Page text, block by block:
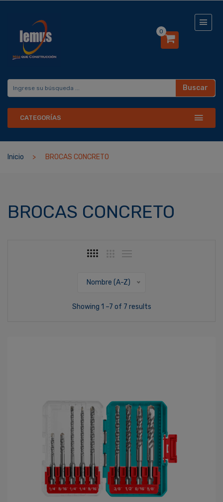
0
Buscar
CATEGORÍAS
Inicio BROCAS CONCRETO
BROCAS CONCRETO
Nombre (A-Z)
Showing 1 –7 of 7 results